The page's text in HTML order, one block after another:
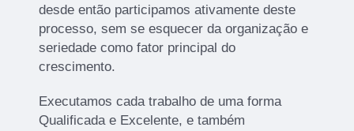
desde então participamos ativamente deste
processo, sem se esquecer da organização e
seriedade como fator principal do
crescimento.
Executamos cada trabalho de uma forma
Qualificada e Excelente, e também